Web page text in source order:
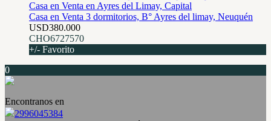
Casa en Venta en Ayres del Limay, Capital
Casa en Venta 3 dormitorios, B° Ayres del limay, Neuquén
USD380.000
CHO6727570
+/- Favorito
0
Encontranos en
2996045384